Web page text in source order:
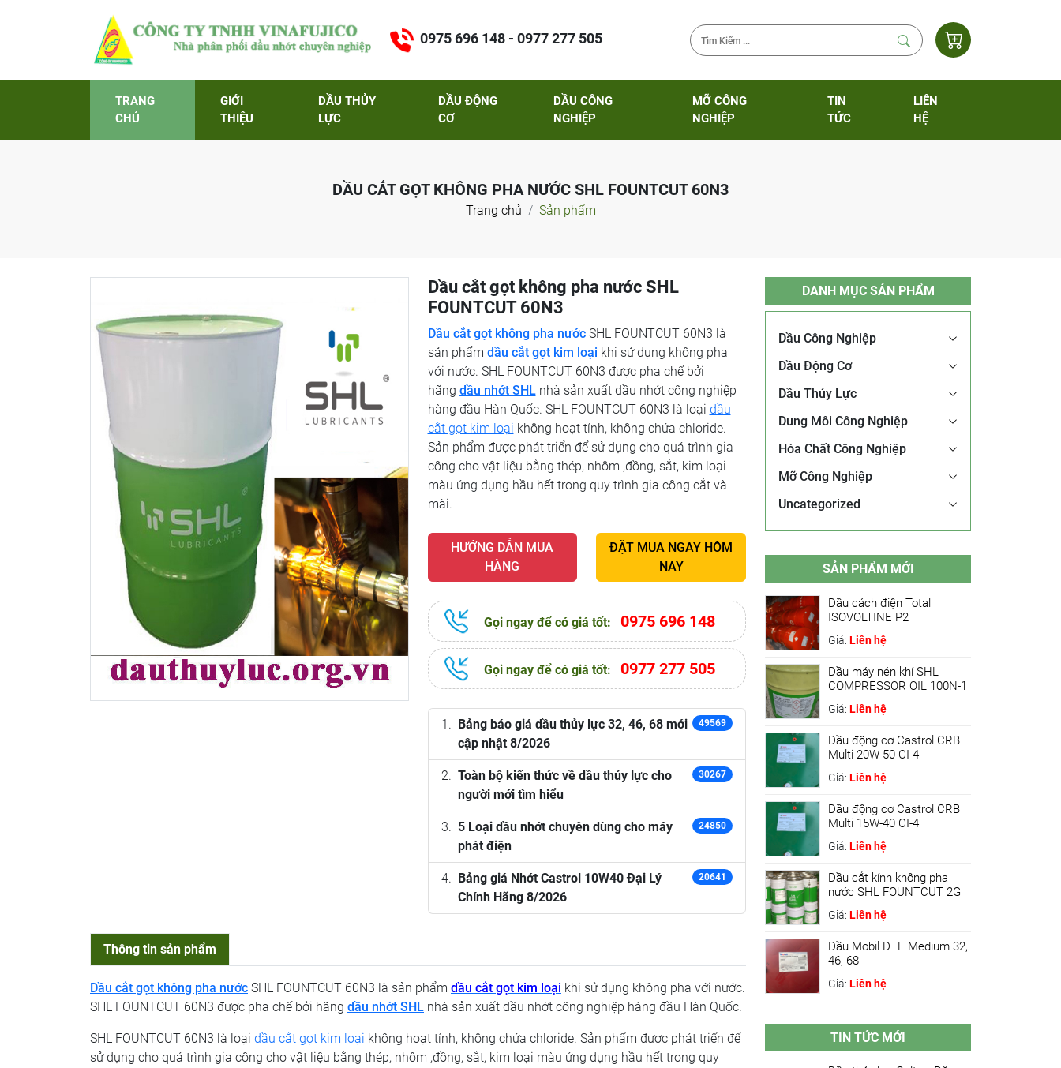
0975 696 148 - 0977 277 505
TRANG
CHỦ
GIỚI
THIỆU
DẦU THỦY
LỰC
DẦU ĐỘNG
CƠ
DẦU CÔNG
NGHIỆP
MỠ CÔNG
NGHIỆP
TIN
TỨC
LIÊN
HỆ
DẦU CẮT GỌT KHÔNG PHA NƯỚC SHL FOUNTCUT 60N3
Trang chủ Sản phẩm
Dầu cắt gọt không pha nước SHL
FOUNTCUT 60N3
Dầu cắt gọt không pha nướcSHL FOUNTCUT 60N3 là
sản phẩm dầu cắt gọt kim loại khi sử dụng không pha
với nước. SHL FOUNTCUT 60N3 được pha chế bởi
hãng dầu nhớt SHLnhà sản xuất dầu nhớt công nghiệp
hàng đầu Hàn Quốc. SHL FOUNTCUT 60N3 là loại dầu
cắt gọt kim loại không hoạt tính, không chứa chloride.
Sản phẩm được phát triển để sử dụng cho quá trình gia
công cho vật liệu bằng thép, nhôm ,đồng, sắt, kim loại
màu ứng dụng hầu hết trong quy trình gia công cắt và
mài.
HƯỚNG DẪN MUA
HÀNG
ĐẶT MUA NGAY HÔM
NAY
Gọi ngay để có giá tốt: 0975 696 148
Gọi ngay để có giá tốt: 0977 277 505
Bảng báo giá dầu thủy lực 32, 46, 68 mới
cập nhật 8/2026
49569
Toàn bộ kiến thức về dầu thủy lực cho
người mới tìm hiểu
30267
5 Loại dầu nhớt chuyên dùng cho máy
phát điện
24850
Bảng giá Nhớt Castrol 10W40 Đại Lý
Chính Hãng 8/2026
20641
Thông tin sản phẩm
Dầu cắt gọt không pha nước SHL FOUNTCUT 60N3 là sản phẩm dầu cắt gọt kim loại khi sử dụng không pha với nước.
SHL FOUNTCUT 60N3 được pha chế bởi hãng dầu nhớt SHL nhà sản xuất dầu nhớt công nghiệp hàng đầu Hàn Quốc.
SHL FOUNTCUT 60N3 là loại dầu cắt gọt kim loại không hoạt tính, không chứa chloride. Sản phẩm được phát triển để
sử dụng cho quá trình gia công cho vật liệu bằng thép, nhôm ,đồng, sắt, kim loại màu ứng dụng hầu hết trong quy
DANH MỤC SẢN PHẨM
Dầu Công Nghiệp
Dầu Động Cơ
Dầu Thủy Lực
Dung Môi Công Nghiệp
Hóa Chất Công Nghiệp
Mỡ Công Nghiệp
Uncategorized
SẢN PHẨM MỚI
Dầu cách điện Total
ISOVOLTINE P2
Giá: Liên hệ
Dầu máy nén khí SHL
COMPRESSOR OIL 100N-1
Giá: Liên hệ
Dầu động cơ Castrol CRB
Multi 20W-50 CI-4
Giá: Liên hệ
Dầu động cơ Castrol CRB
Multi 15W-40 CI-4
Giá: Liên hệ
Dầu cắt kính không pha
nước SHL FOUNTCUT 2G
Giá: Liên hệ
Dầu Mobil DTE Medium 32,
46, 68
Giá: Liên hệ
TIN TỨC MỚI